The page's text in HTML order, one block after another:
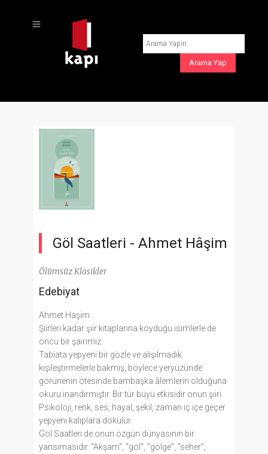
Göl Saatleri - Ahmet Hâşim
Ölümsüz Klasikler
Edebiyat
Ahmet Haşim...
Şiirleri kadar şiir kitaplarına koyduğu isimlerle de
öncü bir şairimiz.
Tabiata yepyeni bir gözle ve alışılmadık
kişileştirmelerle bakmış, böylece yeryüzünde
görünenin ötesinde bambaşka âlemlerin olduğuna
okuru inandırmıştır. Bir tür büyü etkisidir onun şiiri.
Psikoloji, renk, ses, hayal, şekil, zaman iç içe geçer
yepyeni kalıplara dökülür.
Göl Saatleri de onun özgün dünyasının bir
yansımasıdır. “Akşam”, “göl”, “gölge”, “seher”,